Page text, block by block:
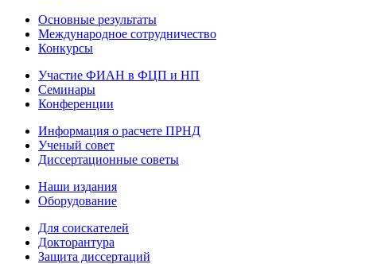
Основные результаты
Международное сотрудничество
Конкурсы
Участие ФИАН в ФЦП и НП
Семинары
Конференции
Информация о расчете ПРНД
Ученый совет
Диссертационные советы
Наши издания
Оборудование
Для соискателей
Докторантура
Защита диссертаций